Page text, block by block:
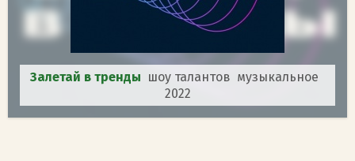
Залетай в тренды шоу талантов музыкальное
2022